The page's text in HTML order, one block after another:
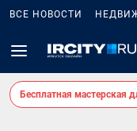
ВСЕ НОВОСТИ
Бесплатная мастерская